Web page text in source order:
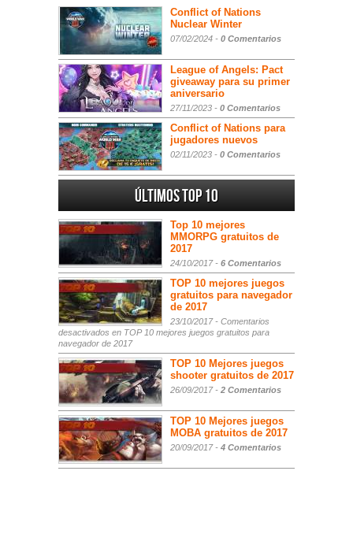
Conflict of Nations
Nuclear Winter
07/02/2024 - 0 Comentarios
League of Angels: Pact
giveaway para su primer
aniversario
27/11/2023 - 0 Comentarios
Conflict of Nations para
jugadores nuevos
02/11/2023 - 0 Comentarios
Últimos Top 10
Top 10 mejores
MMORPG gratuitos de
2017
24/10/2017 - 6 Comentarios
TOP 10 mejores juegos
gratuitos para navegador
de 2017
23/10/2017 - Comentarios
desactivados en TOP 10 mejores juegos gratuitos para
navegador de 2017
TOP 10 Mejores juegos
shooter gratuitos de 2017
26/09/2017 - 2 Comentarios
TOP 10 Mejores juegos
MOBA gratuitos de 2017
20/09/2017 - 4 Comentarios